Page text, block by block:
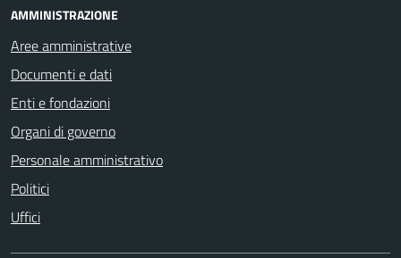
AMMINISTRAZIONE
Aree amministrative
Documenti e dati
Enti e fondazioni
Organi di governo
Personale amministrativo
Politici
Uffici